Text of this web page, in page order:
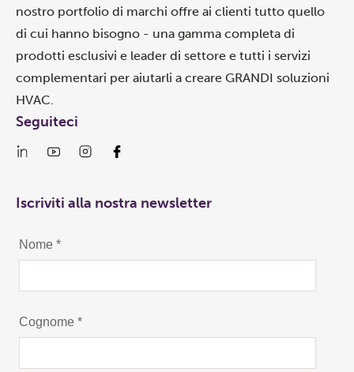
nostro portfolio di marchi offre ai clienti tutto quello
di cui hanno bisogno - una gamma completa di
prodotti esclusivi e leader di settore e tutti i servizi
complementari per aiutarli a creare GRANDI soluzioni
HVAC.
Seguiteci
Iscriviti alla nostra newsletter